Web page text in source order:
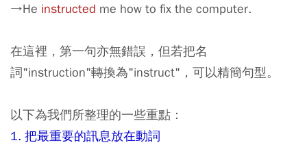
→He instructed me how to fix the computer.
在這裡，第一句亦無錯誤，但若把名
詞"instruction"轉換為"instruct"，可以精簡句型。
以下為我們所整理的一些重點：
1. 把最重要的訊息放在動詞